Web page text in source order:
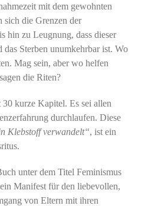
mit dem gewohnten
sich die Grenzen der
hin zu Leugnung, dass dieser
das Sterben unumkehrbar ist. Wo
Mag sein, aber wo helfen
die Riten?
kurze Kapitel. Es sei allen
durchlaufen. Diese
Klebstoff verwandelt“, ist ein
unter dem Titel Feminismus
Manifest für den liebevollen,
von Eltern mit ihren